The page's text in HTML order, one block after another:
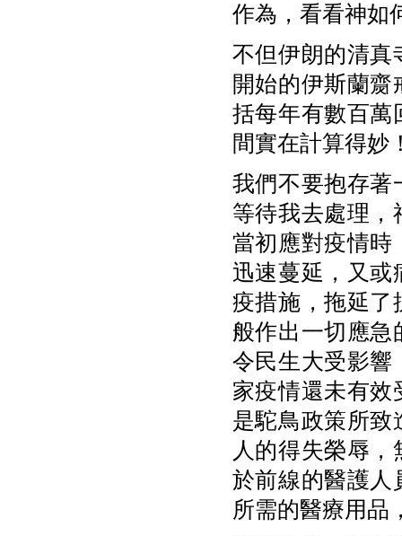
作為，看看神如
不但伊朗的清真
開始的伊斯蘭齌
括每年有數百萬
間實在計算得妙
我們不要抱存著
等待我去處理，
當初應對疫情時
迅速蔓延，又或
疫措施，拖延了
般作出一切應急
令民生大受影響
家疫情還未有效
是駝鳥政策所致
人的得失榮辱
於前線的醫護人
所需的醫療用品